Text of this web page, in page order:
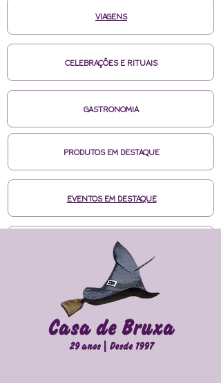
VIAGENS
CELEBRAÇÕES E RITUAIS
GASTRONOMIA
PRODUTOS EM DESTAQUE
EVENTOS EM DESTAQUE
MÍDIAS CASA DE BRUXA
CURSOS ONLINE HOTMART
ENTRE EM CONTATO